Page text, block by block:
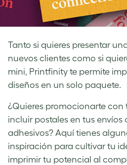
Tanto si quieres presentar
nuevos clientes como si
mini, Printfinity te permite
diseños en un solo paquete.
¿Quieres promocionarte con
incluir postales en tus envíos
adhesivos? Aquí tienes
inspiración para cultivar tu
imprimir tu potencial al